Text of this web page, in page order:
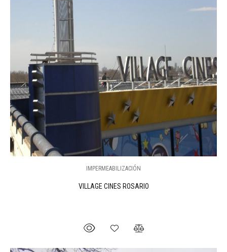
IMPERMEABILIZACIÓN
VILLAGE CINES ROSARIO